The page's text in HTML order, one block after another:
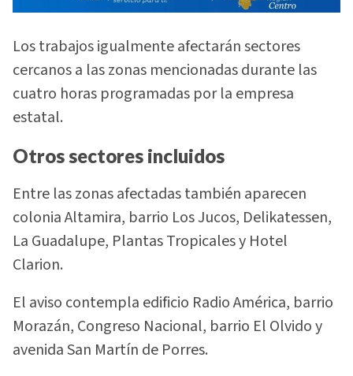
Los trabajos igualmente afectarán sectores
cercanos a las zonas mencionadas durante las
cuatro horas programadas por la empresa
estatal.
Otros sectores incluidos
Entre las zonas afectadas también aparecen
colonia Altamira, barrio Los Jucos, Delikatessen,
La Guadalupe, Plantas Tropicales y Hotel
Clarion.
El aviso contempla edificio Radio América, barrio
Morazán, Congreso Nacional, barrio El Olvido y
avenida San Martín de Porres.